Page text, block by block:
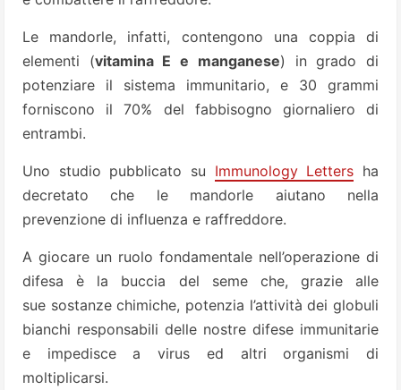
Le mandorle, infatti, contengono una coppia di
elementi (vitamina E e manganese) in grado di
potenziare il sistema immunitario, e 30 grammi
forniscono il 70% del fabbisogno giornaliero di
entrambi.
Uno studio pubblicato su Immunology Letters ha
decretato che le mandorle aiutano nella
prevenzione di influenza e raffreddore.
A giocare un ruolo fondamentale nell’operazione di
difesa è la buccia del seme che, grazie alle
sue sostanze chimiche, potenzia l’attività dei globuli
bianchi responsabili delle nostre difese immunitarie
e impedisce a virus ed altri organismi di
moltiplicarsi.